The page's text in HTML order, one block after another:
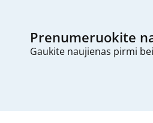
Prenumeruokite
Gaukite naujienas pirmi bei